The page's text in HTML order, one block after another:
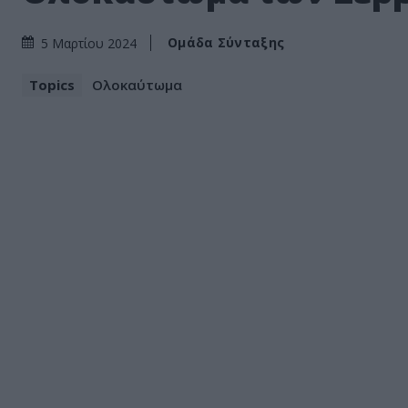
5 Μαρτίου 2024 Ομάδα Σύνταξης
Topics Ολοκαύτωμα